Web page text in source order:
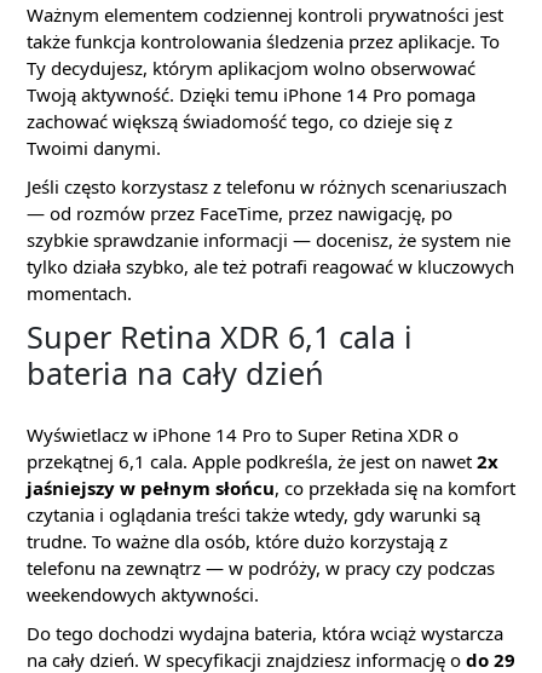
Ważnym elementem codziennej kontroli prywatności jest
także funkcja kontrolowania śledzenia przez aplikacje. To
Ty decydujesz, którym aplikacjom wolno obserwować
Twoją aktywność. Dzięki temu iPhone 14 Pro pomaga
zachować większą świadomość tego, co dzieje się z
Twoimi danymi.
Jeśli często korzystasz z telefonu w różnych scenariuszach
— od rozmów przez FaceTime, przez nawigację, po
szybkie sprawdzanie informacji — docenisz, że system nie
tylko działa szybko, ale też potrafi reagować w kluczowych
momentach.
Super Retina XDR 6,1 cala i
bateria na cały dzień
Wyświetlacz w iPhone 14 Pro to Super Retina XDR o
przekątnej 6,1 cala. Apple podkreśla, że jest on nawet 2x
jaśniejszy w pełnym słońcu, co przekłada się na komfort
czytania i oglądania treści także wtedy, gdy warunki są
trudne. To ważne dla osób, które dużo korzystają z
telefonu na zewnątrz — w podróży, w pracy czy podczas
weekendowych aktywności.
Do tego dochodzi wydajna bateria, która wciąż wystarcza
na cały dzień. W specyfikacji znajdziesz informację o do 29